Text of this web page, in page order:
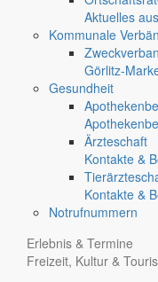
Aktuelles
Kommunale
Görlitz-
Gesundheit
Ärzteschaft
Kontakte &
Kontakte &
Notrufnummern
Erlebnis & Termine
Freizeit, Kultur &